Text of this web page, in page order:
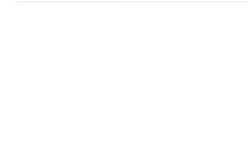
Россия
Кэрол Феннер